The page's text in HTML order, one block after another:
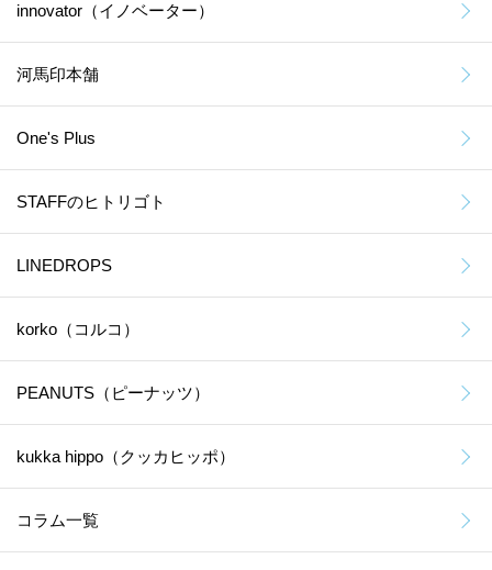
innovator（イノベーター）
河馬印本舗
One's Plus
STAFFのヒトリゴト
LINEDROPS
korko（コルコ）
PEANUTS（ピーナッツ）
kukka hippo（クッカヒッポ）
コラム一覧